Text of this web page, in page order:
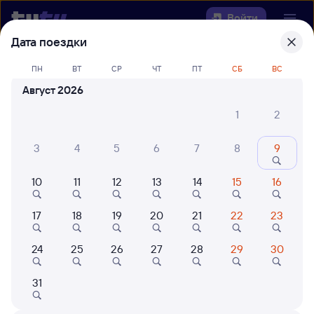
Войти
Выберите день, чтобы найтиж/д
билеты Шафраново — Козулька
Куда
Когда
Кто едет
Найти поезда
Дата поездки
ПН ВТ СР ЧТ ПТ СБ ВС
Август 2026
1
2
3 4 5 6 7 8 9
10 11 12 13 14 15 16
17 18 19 20 21 22 23
24 25 26 27 28 29 30
31